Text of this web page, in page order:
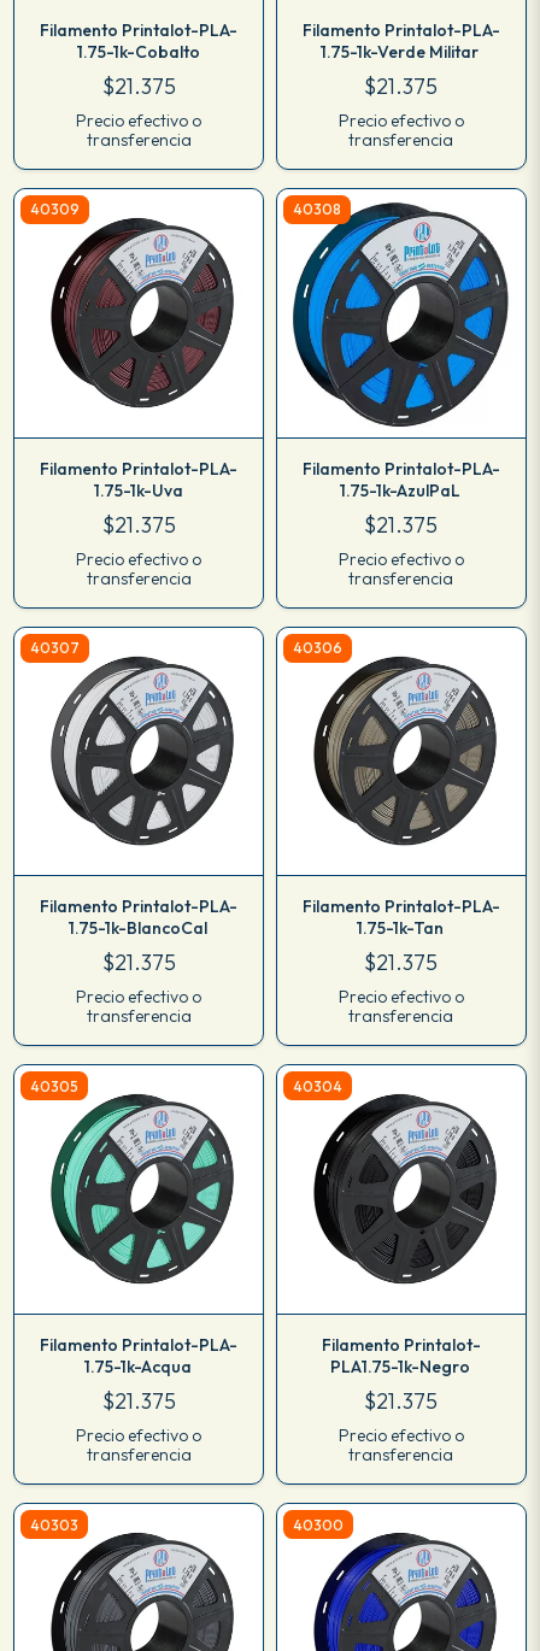
Filamento Printalot-PLA-
1.75-1k-Cobalto
$21.375
Precio efectivo o
transferencia
Filamento Printalot-PLA-
1.75-1k-Verde Militar
$21.375
Precio efectivo o
transferencia
40309
Filamento Printalot-PLA-
1.75-1k-Uva
$21.375
Precio efectivo o
transferencia
40308
Filamento Printalot-PLA-
1.75-1k-AzulPaL
$21.375
Precio efectivo o
transferencia
40307
Filamento Printalot-PLA-
1.75-1k-BlancoCal
$21.375
Precio efectivo o
transferencia
40306
Filamento Printalot-PLA-
1.75-1k-Tan
$21.375
Precio efectivo o
transferencia
40305
Filamento Printalot-PLA-
1.75-1k-Acqua
$21.375
Precio efectivo o
transferencia
40304
Filamento Printalot-
PLA1.75-1k-Negro
$21.375
Precio efectivo o
transferencia
40303 40300